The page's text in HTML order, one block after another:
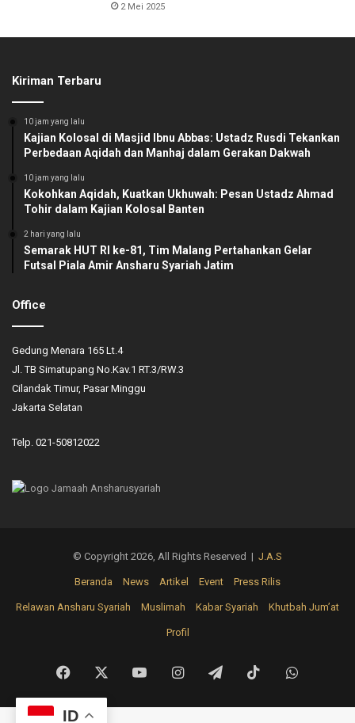
ID
2 Mei 2025
Kiriman Terbaru
10 jam yang lalu
Kajian Kolosal di Masjid Ibnu Abbas: Ustadz Rusdi Tekankan
Perbedaan Aqidah dan Manhaj dalam Gerakan Dakwah
10 jam yang lalu
Kokohkan Aqidah, Kuatkan Ukhuwah: Pesan Ustadz Ahmad
Tohir dalam Kajian Kolosal Banten
2 hari yang lalu
Semarak HUT RI ke-81, Tim Malang Pertahankan Gelar
Futsal Piala Amir Ansharu Syariah Jatim
Office
Gedung Menara 165 Lt.4
Jl. TB Simatupang No.Kav.1 RT.3/RW.3
Cilandak Timur, Pasar Minggu
Jakarta Selatan
Telp. 021-50812022
© Copyright 2026, All Rights Reserved | J.A.S
Beranda News Artikel Event Press Rilis
Relawan Ansharu Syariah Muslimah Kabar Syariah Khutbah Jum’at
Profil
Facebook YouTubeInstagramTelegramTikTok